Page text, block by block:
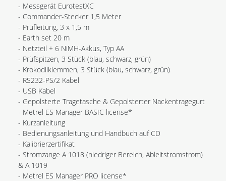
- Messgerät EurotestXC
- Commander-Stecker 1,5 Meter
- Prüfleitung, 3 x 1,5 m
- Earth set 20 m
- Netzteil + 6 NiMH-Akkus, Typ AA
- Prüfspitzen, 3 Stück (blau, schwarz, grün)
- Krokodilklemmen, 3 Stück (blau, schwarz, grün)
- RS232-PS/2 Kabel
- USB Kabel
- Gepolsterte Tragetasche & Gepolsterter Nackentragegurt
- Metrel ES Manager BASIC license*
- Kurzanleitung
- Bedienungsanleitung und Handbuch auf CD
- Kalibrierzertifikat
- Stromzange A 1018 (niedriger Bereich, Ableitstromstrom)
& A 1019
- Metrel ES Manager PRO license*